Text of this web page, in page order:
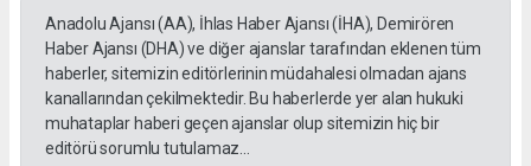
Anadolu Ajansı (AA), İhlas Haber Ajansı (İHA), Demirören
Haber Ajansı (DHA) ve diğer ajanslar tarafından eklenen tüm
haberler, sitemizin editörlerinin müdahalesi olmadan ajans
kanallarından çekilmektedir. Bu haberlerde yer alan hukuki
muhataplar haberi geçen ajanslar olup sitemizin hiç bir
editörü sorumlu tutulamaz...